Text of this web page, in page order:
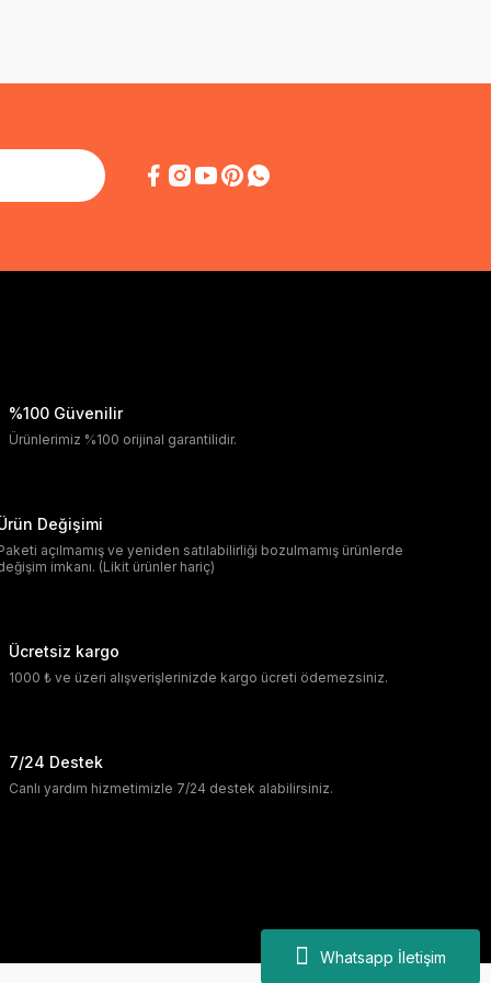
Whatsapp İletişim
%100 Güvenilir
Ürünlerimiz %100 orijinal garantilidir.
Değişimi
açılmamış ve yeniden satılabilirliği bozulmamış ürünlerde
imkanı. (Likit ürünler hariç)
Ücretsiz kargo
1000 ₺ ve üzeri alışverişlerinizde kargo ücreti ödemezsiniz.
7/24 Destek
Canlı yardım hizmetimizle 7/24 destek alabilirsiniz.